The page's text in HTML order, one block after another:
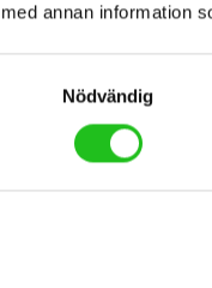
med annan information
Nödvändig
2